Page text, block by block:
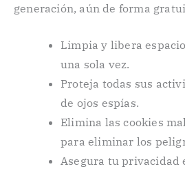
generación, aún de forma
Limpia y libera
una sola vez.
Proteja todas sus
de ojos espías.
Elimina las cookies
para eliminar los
Asegura tu privacidad